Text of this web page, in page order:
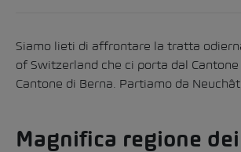
Siamo lieti di affrontare la tratta
of Switzerland che ci porta dal
Cantone di Berna. Partiamo da
Magnifica regione